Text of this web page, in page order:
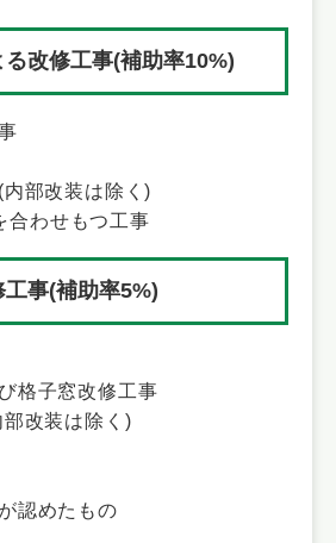
改修工事(補助率10%)
部改装は除く)
合わせもつ工事
事(補助率5%)
格子窓改修工事
改装は除く)
認めたもの